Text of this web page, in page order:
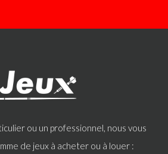
ou un professionnel, nous vous
de jeux à acheter ou à louer :